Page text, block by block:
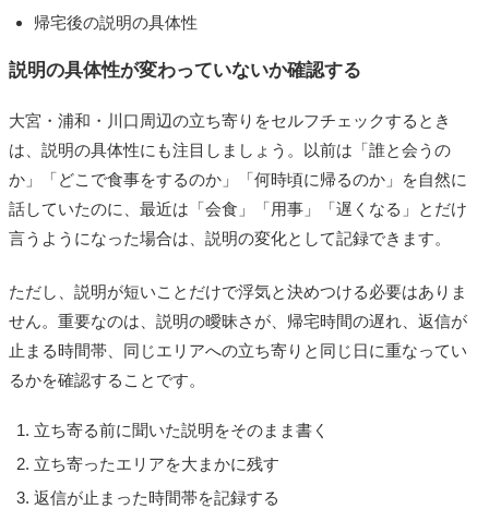
帰宅後の説明の具体性
説明の具体性が変わっていないか確認する
大宮・浦和・川口周辺の立ち寄りをセルフチェックするとき
は、説明の具体性にも注目しましょう。以前は「誰と会うの
か」「どこで食事をするのか」「何時頃に帰るのか」を自然に
話していたのに、最近は「会食」「用事」「遅くなる」とだけ
言うようになった場合は、説明の変化として記録できます。
ただし、説明が短いことだけで浮気と決めつける必要はありま
せん。重要なのは、説明の曖昧さが、帰宅時間の遅れ、返信が
止まる時間帯、同じエリアへの立ち寄りと同じ日に重なってい
るかを確認することです。
立ち寄る前に聞いた説明をそのまま書く
立ち寄ったエリアを大まかに残す
返信が止まった時間帯を記録する